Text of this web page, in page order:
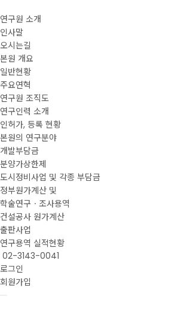
연구원 소개
인사말
오시는길
본원 개요
일반현황
주요연혁
연구원 조직도
연구인력 소개
인허가, 등록 현황
본원의 연구분야
개발부담금
분양가상한제
도시정비사업 및 각종 부담금
정부원가계산 및
학술연구ㆍ조사용역
건설공사 원가계산
출판사업
연구용역 실적현황
02-3143-0041
로그인
회원가입